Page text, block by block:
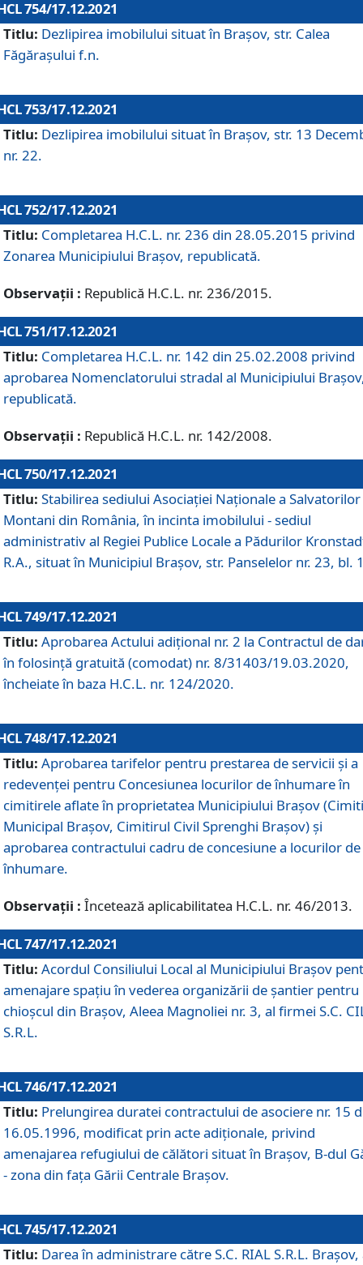
754/17.12.2021
Titlu: Dezlipirea imobilului situat în Brașov, str. Calea
Făgărașului f.n.
753/17.12.2021
Titlu: Dezlipirea imobilului situat în Brașov, str. 13
nr. 22.
752/17.12.2021
Titlu: Completarea H.C.L. nr. 236 din 28.05.2015 privind
Zonarea Municipiului Braşov, republicată.
Observații : Republică H.C.L. nr. 236/2015.
751/17.12.2021
Titlu: Completarea H.C.L. nr. 142 din 25.02.2008 privind
aprobarea Nomenclatorului stradal al Municipiului
republicată.
Observații : Republică H.C.L. nr. 142/2008.
750/17.12.2021
Titlu: Stabilirea sediului Asociației Naționale a Salvatorilor
Montani din România, în incinta imobilului - sediul
administrativ al Regiei Publice Locale a Pădurilor
R.A., situat în Municipiul Braşov, str. Panselelor nr. 23, bl.
749/17.12.2021
Titlu: Aprobarea Actului adițional nr. 2 la Contractul de
în folosință gratuită (comodat) nr. 8/31403/19.03.2020,
încheiate în baza H.C.L. nr. 124/2020.
748/17.12.2021
Titlu: Aprobarea tarifelor pentru prestarea de servicii şi a
redevenţei pentru Concesiunea locurilor de înhumare în
cimitirele aflate în proprietatea Municipiului Braşov
Municipal Braşov, Cimitirul Civil Sprenghi Braşov) şi
aprobarea contractului cadru de concesiune a locurilor de
înhumare.
Observații : Încetează aplicabilitatea H.C.L. nr. 46/2013.
747/17.12.2021
Titlu: Acordul Consiliului Local al Municipiului Braşov
amenajare spațiu în vederea organizării de șantier pentru
chioșcul din Brașov, Aleea Magnoliei nr. 3, al firmei S.C.
S.R.L.
746/17.12.2021
Titlu: Prelungirea duratei contractului de asociere nr. 15
16.05.1996, modificat prin acte adiționale, privind
amenajarea refugiului de călători situat în Brașov, B-dul
- zona din faţa Gării Centrale Brașov.
745/17.12.2021
Titlu: Darea în administrare către S.C. RIAL S.R.L. Brașov,